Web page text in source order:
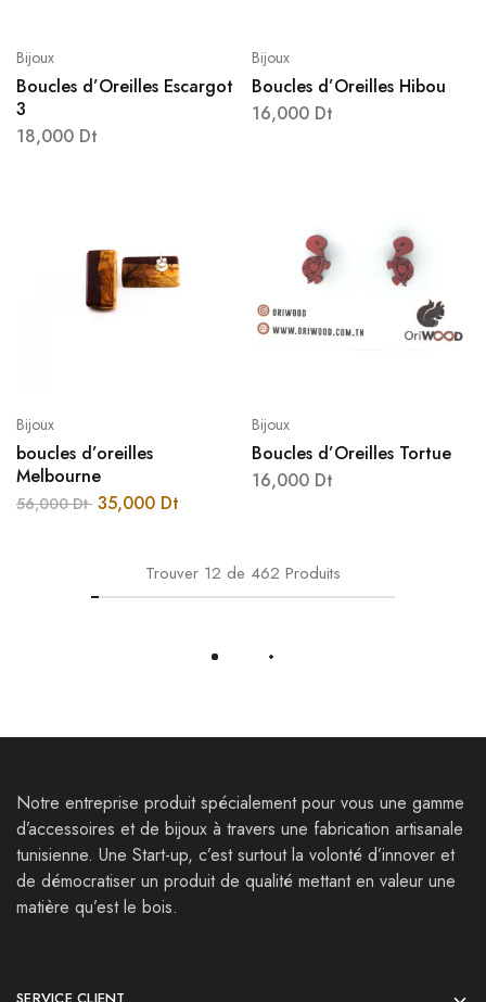
Bijoux
Boucles d’Oreilles Escargot
3
18,000 Dt
Bijoux
Boucles d’Oreilles Hibou
16,000 Dt
Bijoux
boucles d’oreilles
Melbourne
56,000Dt 35,000 Dt
Bijoux
Boucles d’Oreilles Tortue
16,000 Dt
Trouver 12 de 462 Produits
Load More
Notre entreprise produit spécialement pour vous une gamme
d’accessoires et de bijoux à travers une fabrication artisanale
tunisienne. Une Start-up, c’est surtout la volonté d’innover et
de démocratiser un produit de qualité mettant en valeur une
matière qu’est le bois.